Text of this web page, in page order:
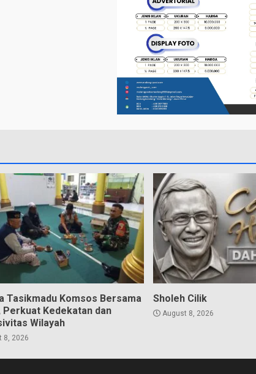
Tasikmadu Komsos Bersama
Perkuat Kedekatan dan
Wilayah
8, 2026
Sholeh Cilik
August 8, 2026